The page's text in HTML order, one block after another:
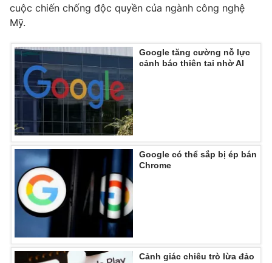
THỜI BÁO VTV
Theo dõi báo trên
Cơ quan chủ quản:Đài Truyền hình Việt Nam
Cơ quan báo chí:
Thời báo VTV
Giấy phép hoạt động báo in và báo điện tử số 483/GP-BTTTT
cấp ngày 29/12/2023
Tổng Biên tập: Vũ Thanh Thủy
Phó Tổng Biên tập:
Nguyễn Thị Mỹ Hạnh, Phạm Quốc Thắng,
Nguyễn Trọng Ninh
Tổng đài VTV:024.38 355 931 - 024.38 355 932
cuộc chiến chống độc quyền của ngành công nghệ
Mỹ.
Google tăng cường nỗ lực
cảnh báo thiên tai nhờ AI
Google có thể sắp bị ép bán
Chrome
Cảnh giác chiêu trò lừa đảo